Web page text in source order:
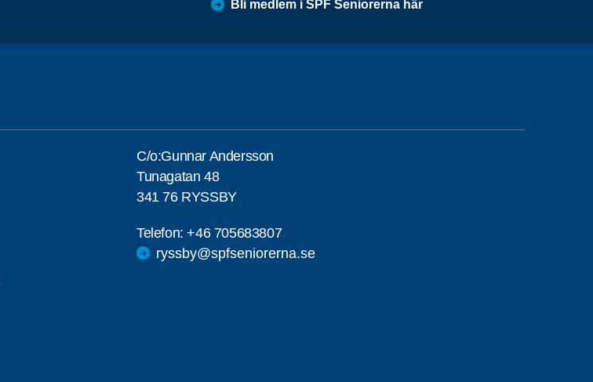
Bli medlem i SPF Seniorerna här
C/o:Gunnar Andersson
Tunagatan 48
341 76 RYSSBY
Telefon:+46 705683807
ryssby@spfseniorerna.se